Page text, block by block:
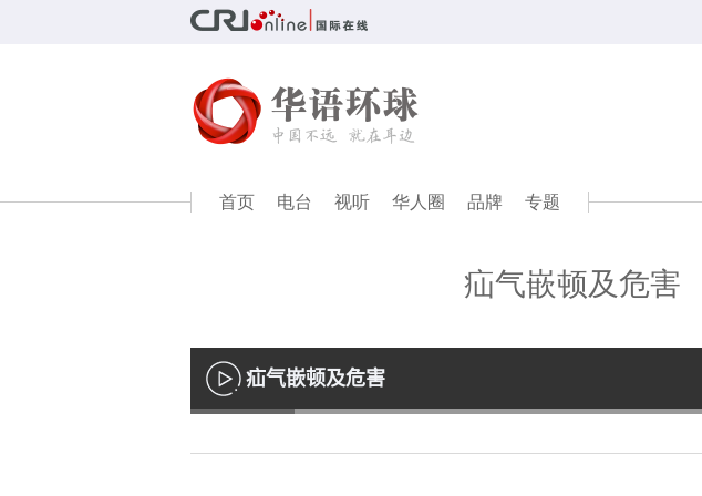
首页 电台 视听 华人圈 品牌 专题
疝气嵌顿及危害
播
放
疝气嵌顿及危害
Loaded: